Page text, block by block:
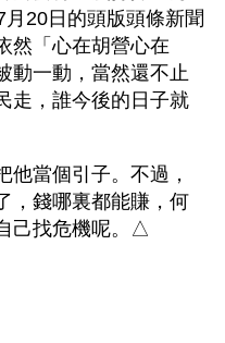
20日的頭版頭條新聞
然「心在胡營心在
動一動，當然還不止
走，誰今後的日子就
他當個引子。不過，
，錢哪裏都能賺，何
己找危機呢。△